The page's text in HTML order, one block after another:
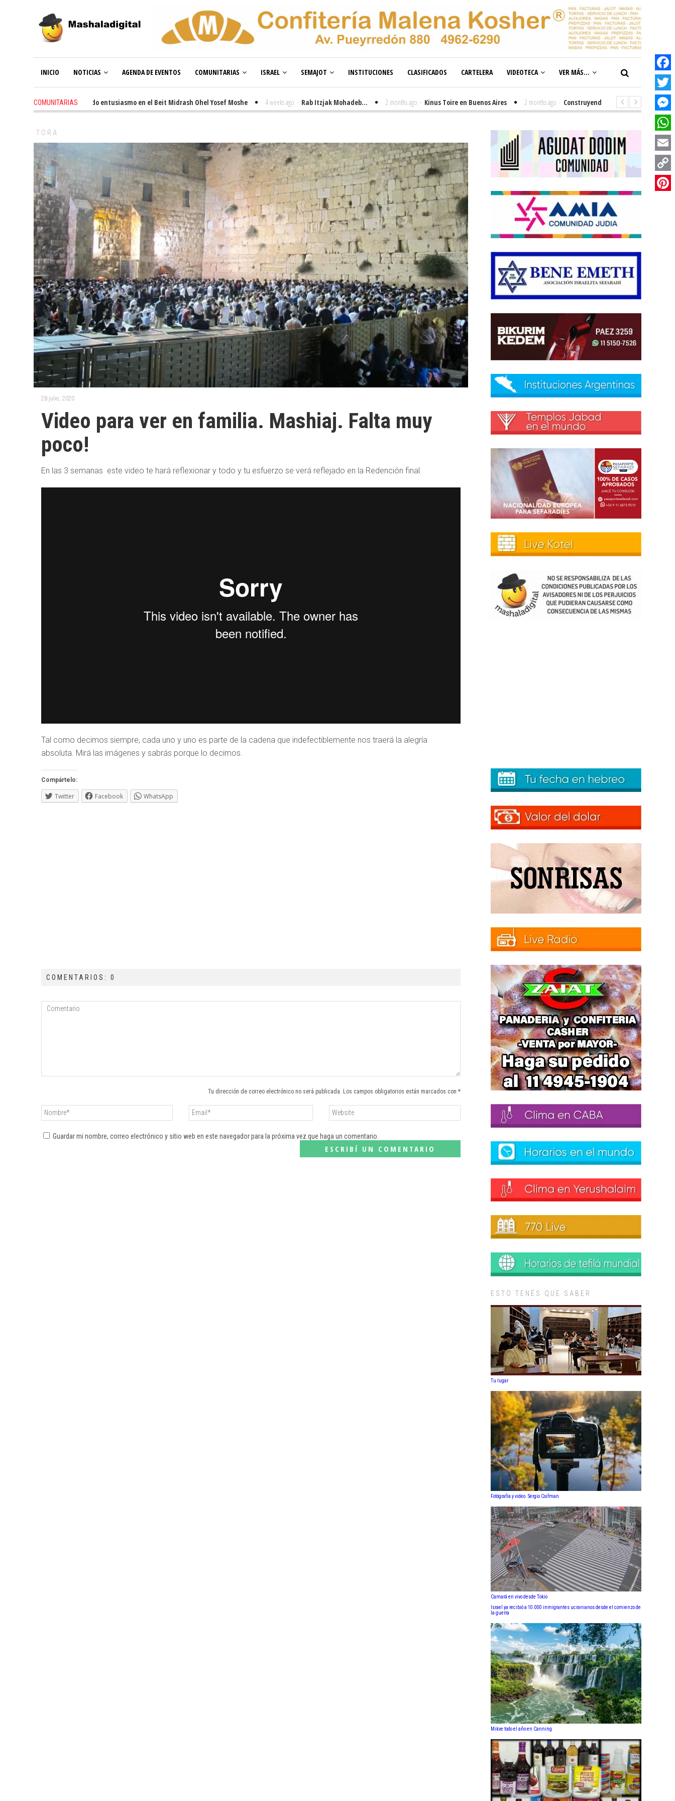
INICIO NOTICIAS AGENDA DE EVENTOS COMUNITARIAS ISRAEL SEMAJOT INSTITUCIONES CLASIFICADOS CARTELERA VIDEOTECA VER MÁS...
COMUNITARIAS
3 weeks ago - Renovado entusiasmo en el Beit Midrash Ohel Yosef Moshe 4 weeks ago - Rab Itzjak Mohadeb... 2 months ago - Kinus Toire en Buenos Aires 2 months ago - Construyendo el futuro de la inclusión en
TORA
28 julio, 2020
Video para ver en familia. Mashiaj. Falta muy
poco!
En las 3 semanas este video te hará reflexionar y todo y tu esfuerzo se verá reflejado en la Redención final.
Tal como decimos siempre, cada uno y uno es parte de la cadena que indefectiblemente nos traerá la alegría
absoluta. Mirá las imágenes y sabrás porque lo decimos.
Compártelo:
Twitter Facebook WhatsApp
COMENTARIOS: 0
Tu dirección de correo electrónico no será publicada. Los campos obligatorios están marcados con *
Guardar mi nombre, correo electrónico y sitio web en este navegador para la próxima vez que haga un comentario.
ESTO TENÉS QUE SABER
Tu lugar
Fotógrafía y video. Sergio Coifman
Camará en vivo desde Tokio
Israel ya recibió a 10.000 inmigrantes ucranianos desde el comienzo de
la guerra
Mikve todo el año en Canning
Facebook
Twitter
Email
Copy